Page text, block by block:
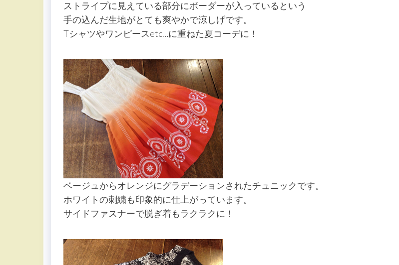
ストライプに見えている部分にボーダーが入っているという
手の込んだ生地がとても爽やかで涼しげです。
Tシャツやワンピースetc…に重ねた夏コーデに！
ベージュからオレンジにグラデーションされたチュニックです。
ホワイトの刺繍も印象的に仕上がっています。
サイドファスナーで脱ぎ着もラクラクに！